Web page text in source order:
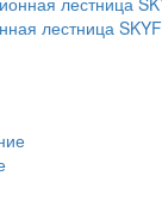
лестница